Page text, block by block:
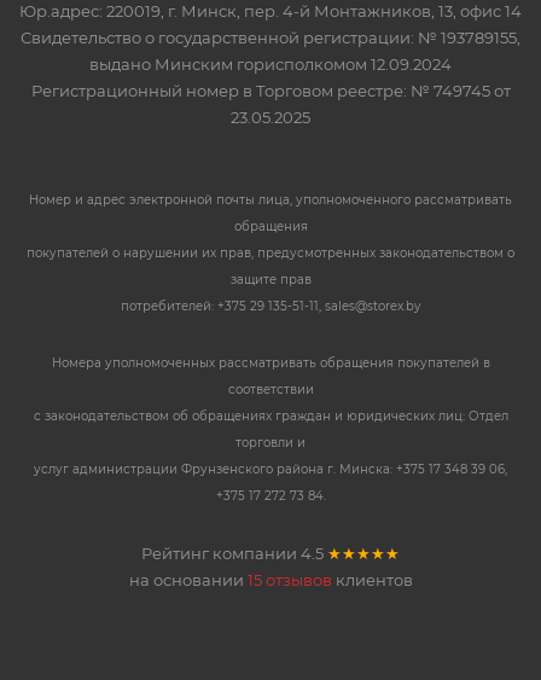
Юр.адрес: 220019, г. Минск, пер. 4-й Монтажников, 13, офис 14
Свидетельство о государственной регистрации: № 193789155,
выдано Минским горисполкомом 12.09.2024
Регистрационный номер в Торговом реестре: № 749745 от
23.05.2025
Номер и адрес электронной почты лица, уполномоченного рассматривать
обращения
покупателей о нарушении их прав, предусмотренных законодательством о
защите прав
потребителей: +375 29 135-51-11, sales@storex.by
Номера уполномоченных рассматривать обращения покупателей в
соответствии
с законодательством об обращениях граждан и юридических лиц: Отдел
торговли и
услуг администрации Фрунзенского района г. Минска: +375 17 348 39 06,
+375 17 272 73 84.
Рейтинг компании 4.5 ★★★★★
на основании 15 отзывов клиентов